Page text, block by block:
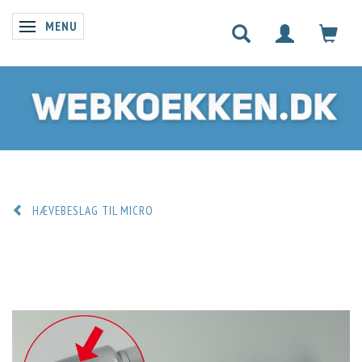
SKIFTE NAVIGATION
MENU
HÆVEBESLAG TIL MICRO